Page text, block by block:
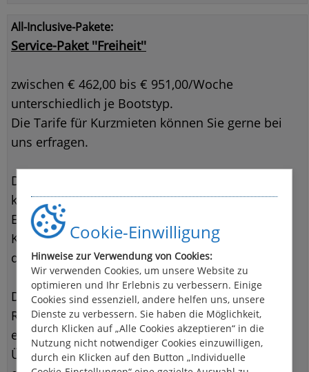
Cookie-Einwilligung
Hinweise zur Verwendung von Cookies:
Wir verwenden Cookies, um unsere Website zu
optimieren und Ihr Erlebnis zu verbessern. Einige
Cookies sind essenziell, andere helfen uns, unsere
Dienste zu verbessern. Sie haben die Möglichkeit,
durch Klicken auf „Alle Cookies akzeptieren“ in die
Nutzung nicht notwendiger Cookies einzuwilligen,
durch ein Klicken auf den Button „Individuelle
All-Inclusive-Pakete:
Service-Paket ''Freiheit''
zwischen € 462,00 bis € 951,00/Woche
unterschiedlich je Bootstyp.
Die Tarife für Kurzmieten können Sie gerne bei
uns erfragen.
Die Versicherung beinhaltet die Miete 1
klassischen Fahrrads, die Betriebsstunden, die
Endreinigung (Innen und Außen) sowie das
Kreuzfahrtversicherungspaket Plus (Absicherung
der Yachtcharterkaution)
Der Preis enthält nicht den Mietpreis sowie die
Reiserücktrittskostenversicherung. Der Preis
erhöht sich bei Abschluß erst vor Ort bei
Übernahme des Hausbootes wenn er nicht bei